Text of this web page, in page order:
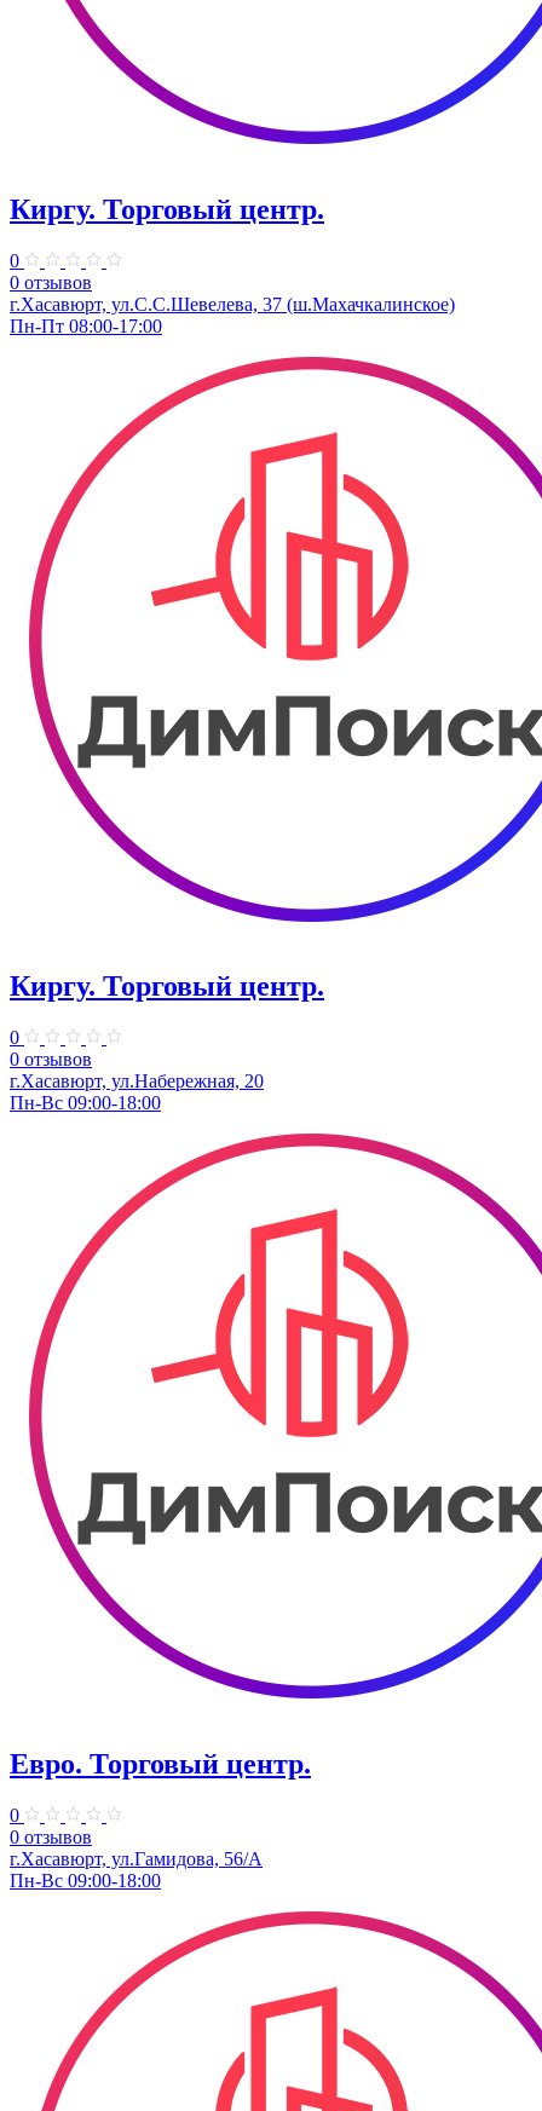
Киргу. Торговый центр.
0
0 отзывов
г.Хасавюрт, ул.С.С.Шевелева, 37 (ш.Махачкалинское)
Пн-Пт 08:00-17:00
Киргу. Торговый центр.
0
0 отзывов
г.Хасавюрт, ул.​Набережная, 20
Пн-Вс 09:00-18:00
Евро. Торговый центр.
0
0 отзывов
г.Хасавюрт, ул.Гамидова, 56/А
Пн-Вс 09:00-18:00